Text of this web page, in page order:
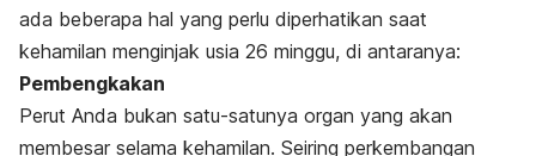
ada beberapa hal yang perlu diperhatikan saat
kehamilan menginjak usia 26 minggu, di antaranya:
Pembengkakan
Perut Anda bukan satu-satunya organ yang akan
membesar selama kehamilan. Seiring perkembangan